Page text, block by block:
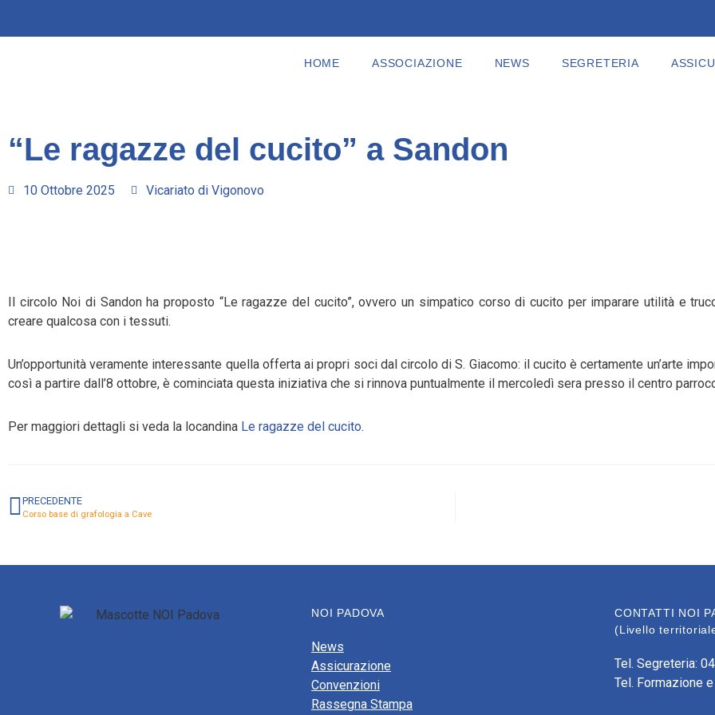
HOME ASSOCIAZIONE NEWS SEGRETERIA
“Le ragazze del cucito” a Sandon
10 Ottobre 2025 Vicariato di Vigonovo
Il circolo Noi di Sandon ha proposto “Le ragazze del cucito”, ovvero un simpatico corso di cucito per imparare utilità e
creare qualcosa con i tessuti.
Un’opportunità veramente interessante quella offerta ai propri soci dal circolo di S. Giacomo: il cucito è certamente un’arte
così a partire dall’8 ottobre, è cominciata questa iniziativa che si rinnova puntualmente il mercoledì sera presso il centro
Per maggiori dettagli si veda la locandina Le ragazze del cucito.
PRECEDENTE
Corso base di grafologia a Cave
NOI PADOVA
News
Assicurazione
Convenzioni
Rassegna Stampa
CONTATTI NOI
(Livello
Tel. Segreteria:
Tel. Formazione